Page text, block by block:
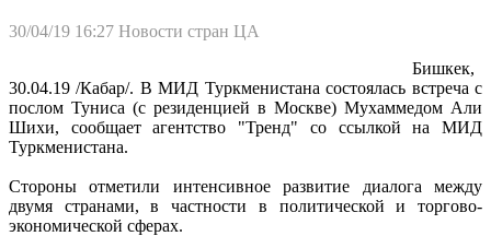
30/04/19 16:27 Новости стран ЦА
Бишкек,
30.04.19 /Кабар/. В МИД Туркменистана состоялась встреча с
послом Туниса (с резиденцией в Москве) Мухаммедом Али
Шихи, сообщает агентство "Тренд" со ссылкой на МИД
Туркменистана.
Стороны отметили интенсивное развитие диалога между
двумя странами, в частности в политической и торгово-
экономической сферах.